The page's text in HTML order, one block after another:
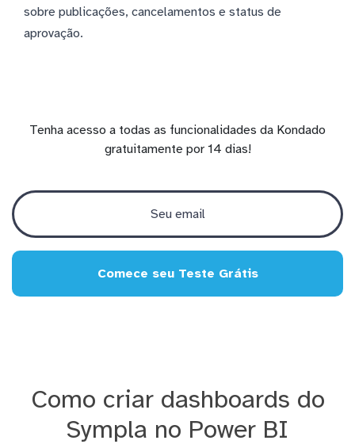
sobre publicações, cancelamentos e status de
aprovação.
Tenha acesso a todas as funcionalidades da Kondado
gratuitamente por 14 dias!
Comece seu Teste Grátis
Como criar dashboards do
Sympla no Power BI